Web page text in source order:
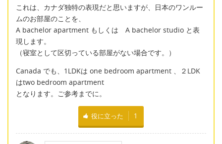
これは、カナダ独特の表現だと思いますが、日本のワンルー
ムのお部屋のことを、
A bachelor apartment もしくは A bachelor studio と表
現します。
（寝室として区切っている部屋がない場合です。）
Canada でも、1LDKは one bedroom apartment 、２LDK
はtwo bedroom apartment
となります。ご参考までに。
役に立った 1